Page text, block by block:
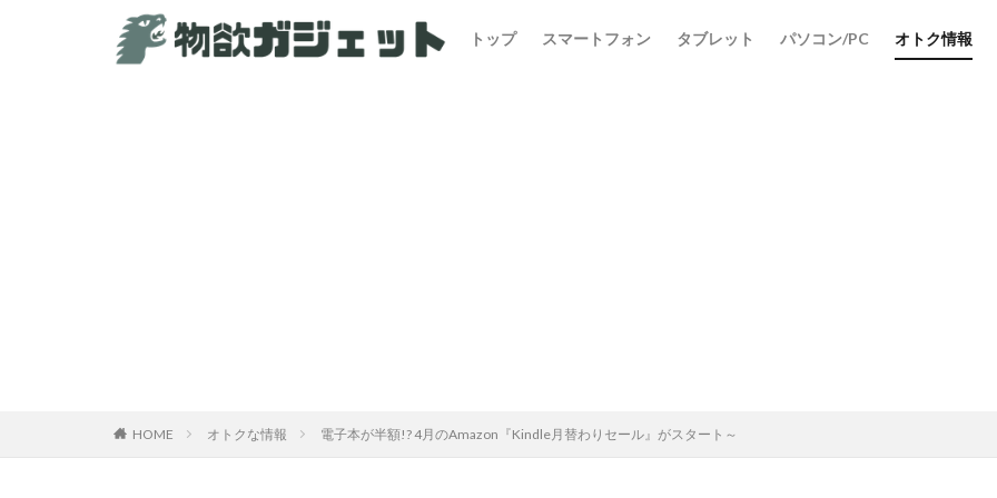
トップ スマートフォン タブレット パソコン/PC オトク情報
HOME オトクな情報 電子本が半額!? 4月のAmazon『Kindle月替わりセール』がスタート～